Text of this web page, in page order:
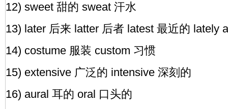
12) sweet 甜的 sweat 汗水
13) later 后来 latter 后者 latest 最近的 lately
14) costume 服装 custom 习惯
15) extensive 广泛的 intensive 深刻的
16) aural 耳的 oral 口头的